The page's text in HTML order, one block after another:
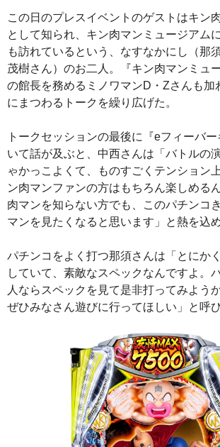
この日のプレスイベントのゲストはキン
として知られ、キン肉マンミュージアム
も訪れているという、なすなかにし（那
茂樹さん）のお二人。『キン肉マンミュ
の館長を務めるミノワマンD・Zさんも加
にまつわるトークを繰り広げた。
トークセッションの最後に『eフィーバ
いて話が及ぶと、中西さんは「バトルの
ゃかっこよくて、ものすごくテンション
ン肉マンファンの方はもちろん楽しめる
肉マンを知らない方でも、このパチンコ
マンを見たくなると思います」と熱を込め
パチンコをよく打つ那須さんは「とにか
していて、素敵なスペックなんですよ。
人ならスペックを見て是非打ってみよう
ぜひみなさん遊びに行ってほしい」と呼び